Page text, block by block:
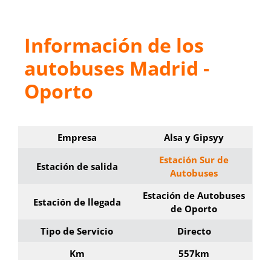
Información de los
autobuses Madrid -
Oporto
Empresa Alsa y Gipsyy
Estación de salida
Estación Sur de
Autobuses
Estación de llegada
Estación de Autobuses
de Oporto
Tipo de Servicio
Directo
Km
557km